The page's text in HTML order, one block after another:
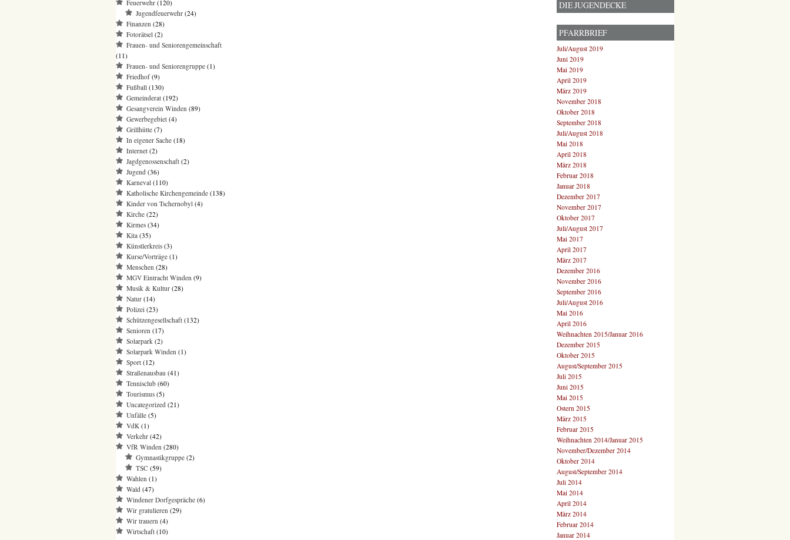
Feuerwehr (120)
Jugendfeuerwehr (24)
Finanzen (28)
Fotorätsel (2)
Frauen- und Seniorengemeinschaft
(11)
Frauen- und Seniorengruppe (1)
Friedhof(9)
Fußball (130)
Gemeinderat (192)
Gesangverein Winden (89)
Gewerbegebiet (4)
Grillhütte (7)
In eigener Sache (18)
Internet (2)
Jagdgenossenschaft (2)
Jugend (36)
Karneval (110)
Katholische Kirchengemeinde (138)
Kinder von Tschernobyl (4)
Kirche (22)
Kirmes (34)
Kita (35)
Künstlerkreis (3)
Kurse/Vorträge (1)
Menschen (28)
MGV Eintracht Winden (9)
Musik & Kultur (28)
Natur (14)
Polizei (23)
Schützengesellschaft (132)
Senioren (17)
Solarpark (2)
Solarpark Winden (1)
Sport (12)
Straßenausbau (41)
Tennisclub (60)
Tourismus (5)
Uncategorized (21)
Unfälle (5)
VdK (1)
Verkehr (42)
VfR Winden (280)
Gymnastikgruppe (2)
TSC (59)
Wahlen (1)
Wald (47)
Windener Dorfgespräche (6)
Wir gratulieren (29)
Wir trauern (4)
Wirtschaft (10)
DIE JUGENDECKE
PFARRBRIEF
Juli/August 2019
Juni 2019
Mai 2019
April 2019
März 2019
November 2018
Oktober 2018
September 2018
Juli/August 2018
Mai 2018
April 2018
März 2018
Februar 2018
Januar 2018
Dezember 2017
November 2017
Oktober 2017
Juli/August 2017
Mai 2017
April 2017
März 2017
Dezember 2016
November 2016
September 2016
Juli/August 2016
Mai 2016
April 2016
Weihnachten 2015/Januar 2016
Dezember 2015
Oktober 2015
August/September 2015
Juli 2015
Juni 2015
Mai 2015
Ostern 2015
März 2015
Februar 2015
Weihnachten 2014/Januar 2015
November/Dezember 2014
Oktober 2014
August/September 2014
Juli 2014
Mai 2014
April 2014
März 2014
Februar 2014
Januar 2014